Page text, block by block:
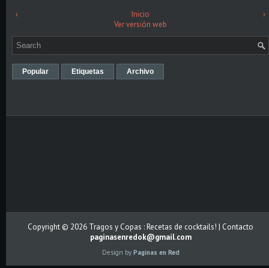
‹ ›
Inicio
Ver versión web
Popular Etiquetas Archivo
Copyright © 2026 Tragos y Copas : Recetas de cocktails! | Contacto
paginasenredok@gmail.com
Design by Paginas en Red